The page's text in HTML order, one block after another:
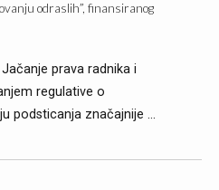
odraslih”, finansiranog
prava radnika i
regulative o
podsticanja značajnije ...